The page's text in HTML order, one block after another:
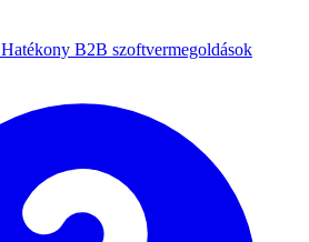
Hatékony B2B szoftvermegoldások